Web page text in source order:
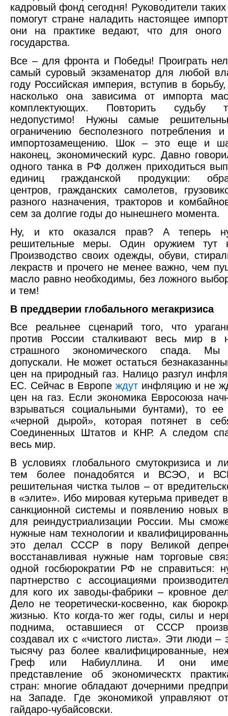
кадровый фонд сегодня! Руководители
помогут стране наладить настоящее
они на практике ведают, что для оного
государства.
Все – для фронта и Победы! Проиграть
самый суровый экзаменатор для любой
году Российская империя, вступив в
насколько она зависима от импорта
комплектующих. Повторить судьбу
недопустимо! Нужны самые
ограничению бесполезного потребления
импортозамещению. Шок – это еще и
наконец, экономический курс. Давно
одного танка в РФ должен приходиться
единиц гражданской продукции:
центров, гражданских самолетов,
разного назначения, тракторов и
сем за долгие годы до нынешнего момента.
Ну, и кто оказался прав? А теперь
решительные меры. Один оружием тут
Производство своих одежды, обуви,
лекраств и прочего не менее важно, чем
масло равно необходимы, без ложного
и тем!
В преддверии глобального мегакризиса
Все реальнее сценарий того, что
против России сталкивают весь мир в
страшного экономического спада.
допускали. Не может остаться
цен на природный газ. Налицо разгул
ЕС. Сейчас в Европе ждут инфляцию и не
цен на газ. Если экономика Евросоюза
взрываться социальными бунтами), то ее
«черной дырой», которая потянет в
Соединенных Штатов и КНР. А следом
весь мир.
В условиях глобального смутокризиса и
тем более понадобятся и ВСЭО, и
решительная чистка тылов – от
в «элите». Ибо мировая кутерьма приведет
санкционной системы и появлению новых
для реиндустриализации России. Мы
нужные нам технологии и
это делал СССР в пору Великой
восстанавливая нужные нам торговые
одной госбюрократии РФ не справиться:
партнерство с ассоциациями
для кого их заводы-фабрики – кровное
Дело не теоретически-косвенно, как
жизнью. Кто когда-то жег годы, силы и
поднима, оставшиеся от СССР
создавал их с «чистого листа». Эти люди –
тысячу раз более квалифицированные,
Греф или Набиуллина. И они
представление об экономическтх
стран: многие обладают дочерними
на Западе. Где экономикой управляют
гайдаро-чубайсовски.